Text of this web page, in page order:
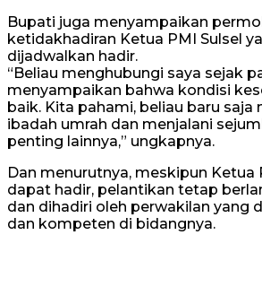
Bupati juga menyampaikan
ketidakhadiran Ketua PMI Sulsel
dijadwalkan hadir.
“Beliau menghubungi saya sejak
menyampaikan bahwa kondisi
baik. Kita pahami, beliau baru saja
ibadah umrah dan menjalani
penting lainnya,” ungkapnya.
Dan menurutnya, meskipun Ketua
dapat hadir, pelantikan tetap
dan dihadiri oleh perwakilan yang
dan kompeten di bidangnya.